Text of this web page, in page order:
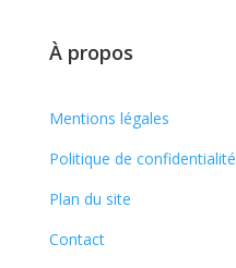
À propos
Mentions légales
Politique de confidentialité
Plan du site
Contact